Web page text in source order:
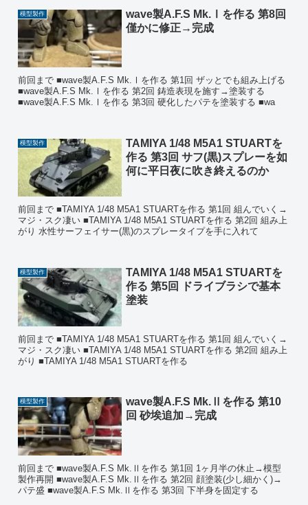
模型製作
wave製A.F.S Mk.Ⅰを作る 第8回
僅かに修正→完成
前回まで ■wave製A.F.S Mk.Ⅰを作る 第1回 ザッとでも組み上げる
■wave製A.F.S Mk.Ⅰを作る 第2回 鋳造表現を施す→塗装する
■wave製A.F.S Mk.Ⅰを作る 第3回 硬化したパテを塗装する ■wa
模型製作
TAMIYA 1/48 M5A1 STUARTを
作る 第3回 サフ(黒)スプレーを如
何に平日夜に吹き終えるのか
前回まで ■TAMIYA 1/48 M5A1 STUARTを作る 第1回 組んでいく→
マジ・スク凄い ■TAMIYA 1/48 M5A1 STUARTを作る 第2回 組み上
がり 水性サーフェイサー(黒)のスプレータイプを手に入れて
模型製作
TAMIYA 1/48 M5A1 STUARTを
作る 第5回 ドライブラシで基本
塗装
前回まで ■TAMIYA 1/48 M5A1 STUARTを作る 第1回 組んでいく→
マジ・スク凄い ■TAMIYA 1/48 M5A1 STUARTを作る 第2回 組み上
がり ■TAMIYA 1/48 M5A1 STUARTを作る
模型製作
wave製A.F.S Mk.Ⅱを作る 第10
回 砂埃追加→完成
前回まで ■wave製A.F.S Mk.Ⅱを作る 第1回 1ヶ月半の休止→模型
製作再開 ■wave製A.F.S Mk.Ⅱを作る 第2回 顔塗装(少し細かく)→
パテ盛 ■wave製A.F.S Mk.Ⅱを作る 第3回 下半身を固定する